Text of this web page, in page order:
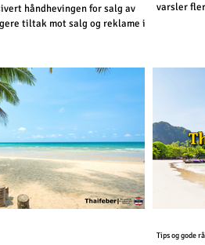
håndhevingen for salg av
tiltak mot salg og reklame i
varsler
Tips og gode